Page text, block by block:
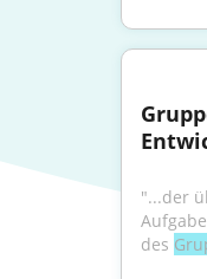
"...der
des